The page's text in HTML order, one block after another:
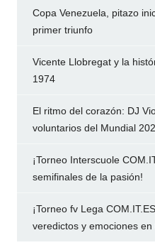
Copa Venezuela, pitazo
primer triunfo
Vicente Llobregat y la
1974
El ritmo del corazón: DJ
voluntarios del Mundial
¡Torneo Interscuole
semifinales de la pasión!
¡Torneo fv Lega
veredictos y emociones en